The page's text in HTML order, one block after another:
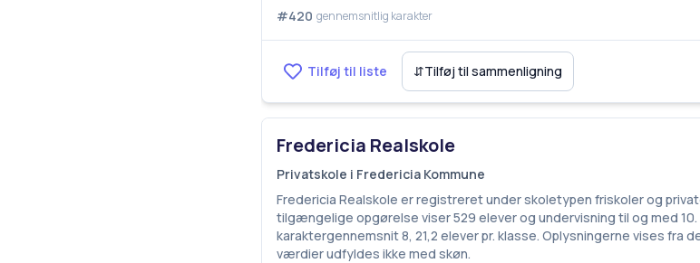
#420 gennemsnitlig karakter
Tilføj til liste ⇵Tilføj til sammenligning
Fredericia Realskole
Privatskole i Fredericia Kommune
Fredericia Realskole er registreret under skoletypen friskoler og
tilgængelige opgørelse viser 529 elever og undervisning til og med
karaktergennemsnit 8, 21,2 elever pr. klasse. Oplysningerne vises fra
værdier udfyldes ikke med skøn.